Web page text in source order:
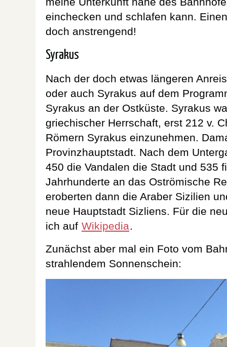
einchecken und schlafen kann.
doch anstrengend!
Syrakus
Nach der doch etwas längeren
oder auch Syrakus auf dem
Syrakus an der Ostküste. Syrakus
griechischer Herrschaft, erst 212 v.
Römern Syrakus einzunehmen.
Provinzhauptstadt. Nach dem
450 die Vandalen die Stadt und 535
Jahrhunderte an das Oströmische
eroberten dann die Araber Sizilien
neue Hauptstadt Sizliens. Für die
ich auf Wikipedia.
Zunächst aber mal ein Foto vom
strahlendem Sonnenschein: